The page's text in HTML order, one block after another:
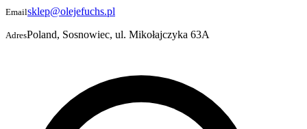
Emailsklep@olejefuchs.pl
AdresPoland, Sosnowiec, ul. Mikołajczyka 63A